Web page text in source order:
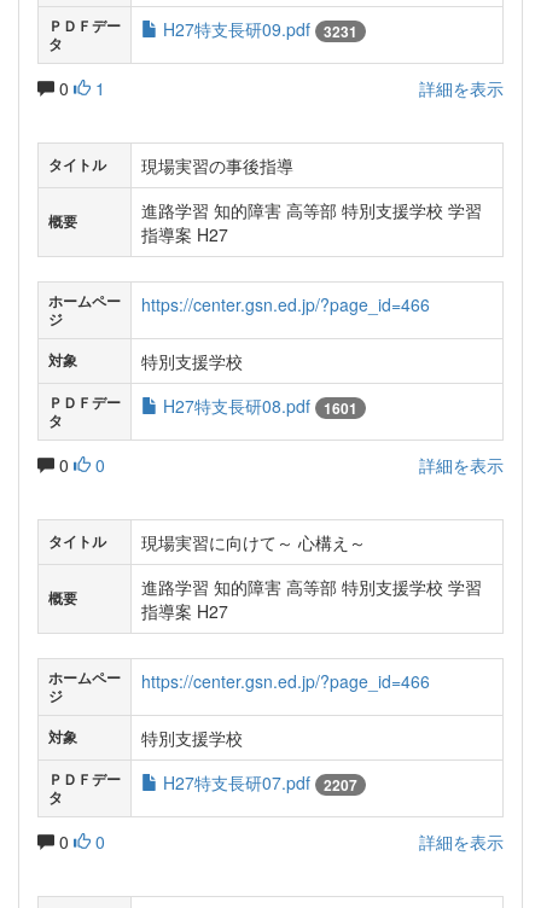
ＰＤＦデー
タ
H27特支長研09.pdf 3231
0 1 詳細を表示
タイトル 現場実習の事後指導
概要
進路学習 知的障害 高等部 特別支援学校 学習
指導案 H27
ホームペー
ジ
https://center.gsn.ed.jp/?page_id=466
対象 特別支援学校
ＰＤＦデー
タ
H27特支長研08.pdf 1601
0 0 詳細を表示
タイトル 現場実習に向けて～ 心構え～
概要
進路学習 知的障害 高等部 特別支援学校 学習
指導案 H27
ホームペー
ジ
https://center.gsn.ed.jp/?page_id=466
対象 特別支援学校
ＰＤＦデー
タ
H27特支長研07.pdf 2207
0 0 詳細を表示